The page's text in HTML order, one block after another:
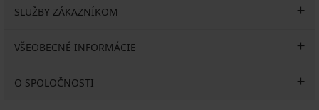
SLUŽBY ZÁKAZNÍKOM
VŠEOBECNÉ INFORMÁCIE
O SPOLOČNOSTI